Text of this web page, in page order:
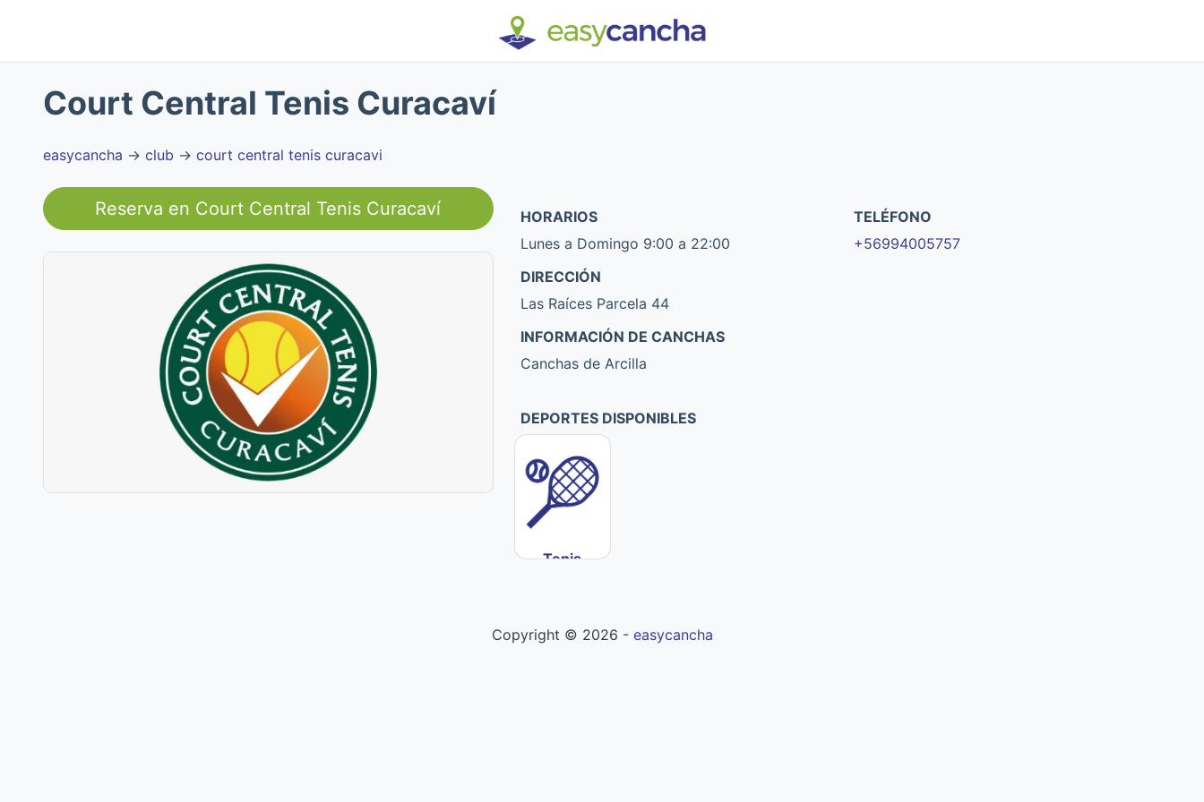
Court Central Tenis Curacaví
easycancha → club → court central tenis curacavi
Reserva en Court Central Tenis Curacaví
HORARIOS
Lunes a Domingo 9:00 a 22:00
TELÉFONO
+56994005757
DIRECCIÓN
Las Raíces Parcela 44
INFORMACIÓN DE CANCHAS
Canchas de Arcilla
DEPORTES DISPONIBLES
Tenis
Copyright © 2026 - easycancha